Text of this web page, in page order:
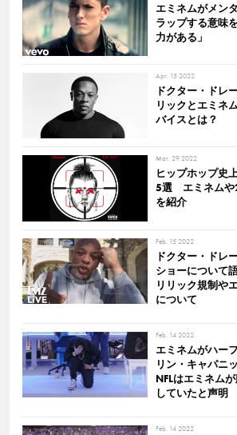
エミネムがメン
ラップする意味
力がある」
Apr. 15 2022
ドクター・ドレ
リックとエミネ
バイスとは？
Mar. 29 2022
ヒップホップ史
5選 エミネムや
を紹介
Feb. 15 2022
ドクター・ドレ
ショーについて
リリック規制や
について
Feb. 14 2022
エミネムがハー
リン・キャパニ
NFLはエミネム
していたと声明
Feb. 14 2022